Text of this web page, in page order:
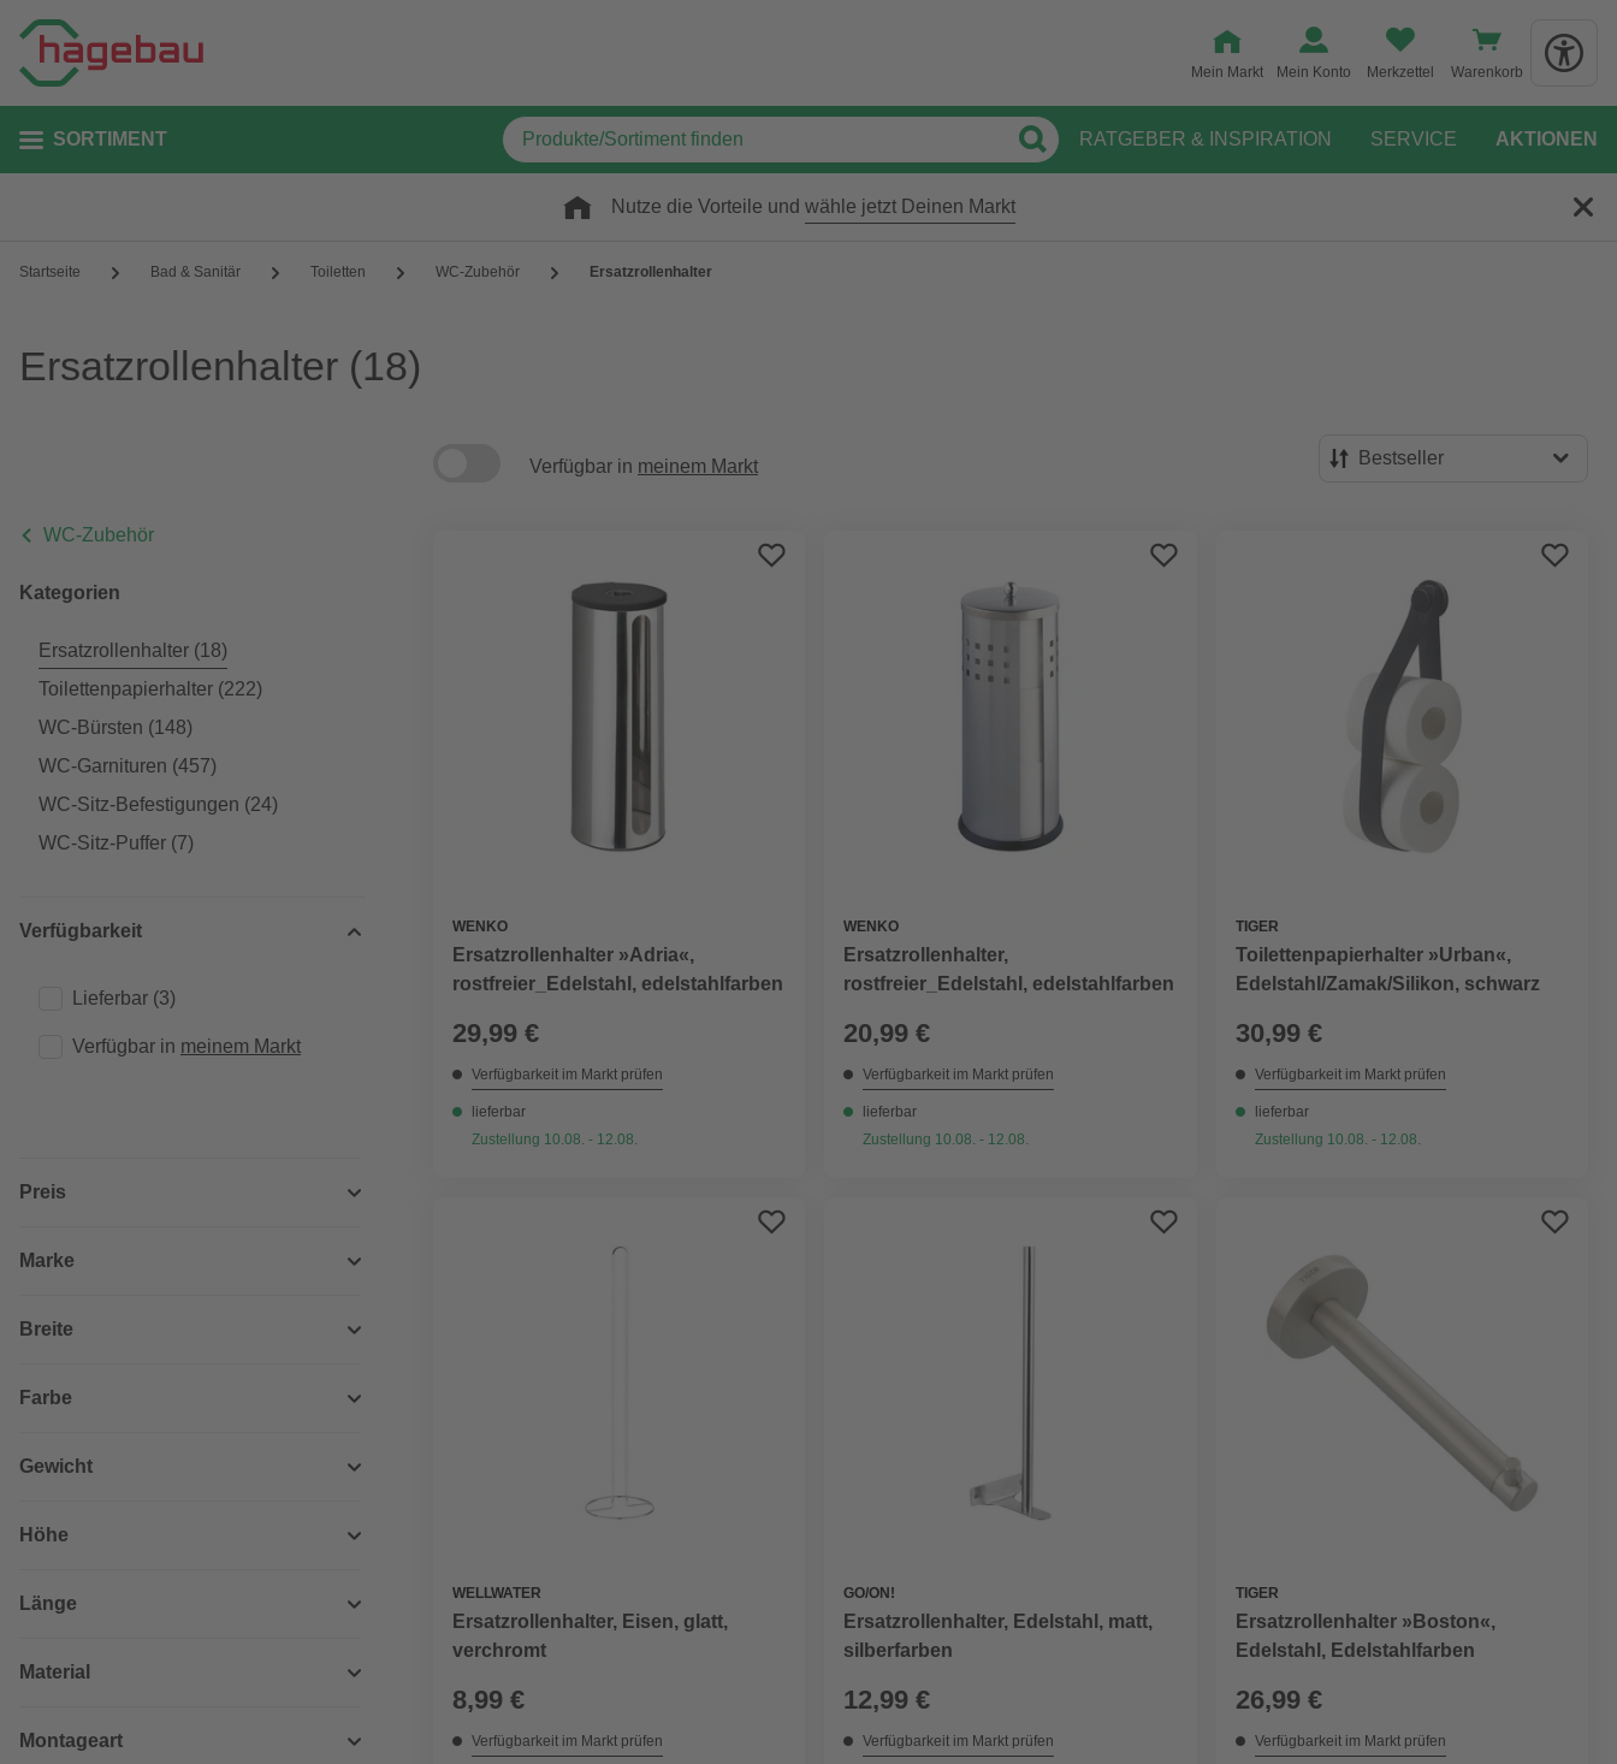
Mein Markt Mein Konto Merkzettel Warenkorb
SORTIMENT RATGEBER & INSPIRATION SERVICE AKTIONEN
Nutze die Vorteile und wähle jetzt Deinen Markt
Startseite Bad & Sanitär Toiletten WC-Zubehör Ersatzrollenhalter
Ersatzrollenhalter (18)
WC-Zubehör
Kategorien
Ersatzrollenhalter (18)
Toilettenpapierhalter (222)
WC-Bürsten (148)
WC-Garnituren (457)
WC-Sitz-Befestigungen (24)
WC-Sitz-Puffer (7)
Verfügbarkeit
Lieferbar (3)
Verfügbar in meinem Markt
Preis
Marke
Breite
Farbe
Gewicht
Höhe
Länge
Material
Montageart
Verfügbar in meinem Markt Bestseller
Preis absteigend
Bewertung
WENKO
Ersatzrollenhalter »Adria«,
rostfreier_Edelstahl, edelstahlfarben
29,99 €
Verfügbarkeit im Markt prüfen
lieferbar
Zustellung 10.08. - 12.08.
WENKO
Ersatzrollenhalter,
rostfreier_Edelstahl, edelstahlfarben
20,99 €
Verfügbarkeit im Markt prüfen
lieferbar
Zustellung 10.08. - 12.08.
TIGER
Toilettenpapierhalter »Urban«,
Edelstahl/Zamak/Silikon, schwarz
30,99 €
Verfügbarkeit im Markt prüfen
lieferbar
Zustellung 10.08. - 12.08.
WELLWATER
Ersatzrollenhalter, Eisen, glatt,
verchromt
8,99 €
Verfügbarkeit im Markt prüfen
GO/ON!
Ersatzrollenhalter, Edelstahl, matt,
silberfarben
12,99 €
Verfügbarkeit im Markt prüfen
TIGER
Ersatzrollenhalter »Boston«,
Edelstahl, Edelstahlfarben
26,99 €
Verfügbarkeit im Markt prüfen